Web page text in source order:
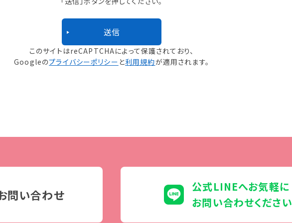
このサイトはreCAPTCHAによって保護されており、
Googleのプライバシーポリシー と利用規約が適用されます。
問い合わせ
公式LINEへお気軽に
お問い合わせください